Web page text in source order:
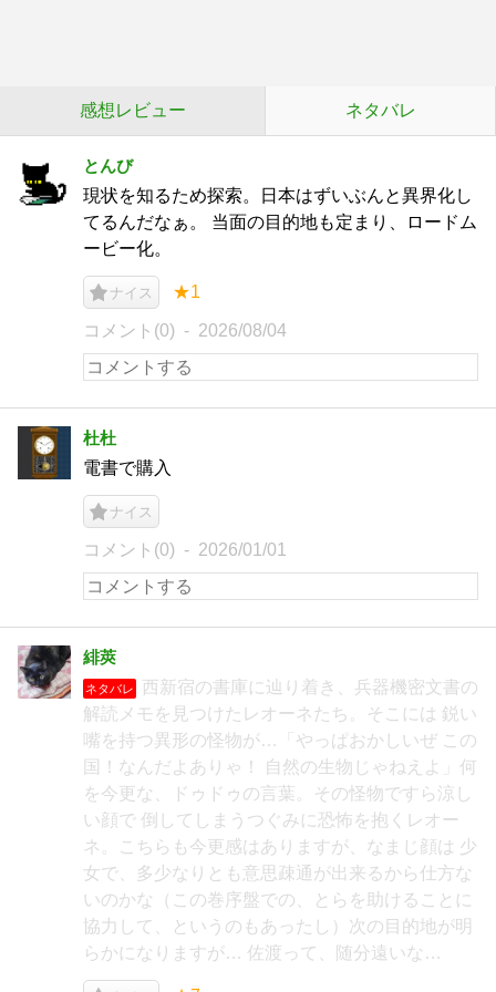
感想レビュー ネタバレ
とんび
現状を知るため探索。日本はずいぶんと異界化し
てるんだなぁ。 当面の目的地も定まり、ロードム
ービー化。
ナイス ★1
コメント(0) 2026/08/04
杜杜
電書で購入
ナイス
コメント(0) 2026/01/01
緋莢
ネタバレ
西新宿の書庫に辿り着き、兵器機密文書の
解読メモを見つけたレオーネたち。そこには 鋭い
嘴を持つ異形の怪物が…「やっぱおかしいぜ この
国！なんだよありゃ！ 自然の生物じゃねえよ」何
を今更な、ドゥドゥの言葉。その怪物ですら涼し
い顔で 倒してしまうつぐみに恐怖を抱くレオー
ネ。こちらも今更感はありますが、なまじ顔は 少
女で、多少なりとも意思疎通が出来るから仕方な
いのかな（この巻序盤での、とらを助けることに
協力して、というのもあったし）次の目的地が明
らかになりますが… 佐渡って、随分遠いな…